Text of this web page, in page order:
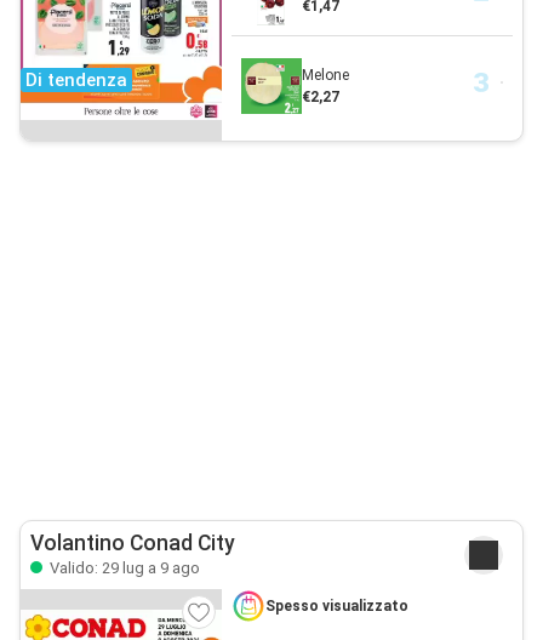
Di tendenza
€1,47
Melone
€2,27
Volantino Conad City
Valido: 29 lug a 9 ago
Spesso visualizzato